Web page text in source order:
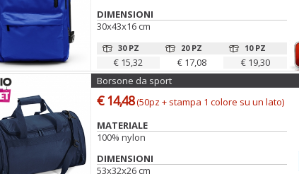
DIMENSIONI
30x43x16 cm
30 PZ
€ 15,32
20 PZ
€ 17,08
10 PZ
€ 19,30
Borsone da sport
€ 14,48(50pz + stampa 1 colore su un lato)
MATERIALE
100% nylon
DIMENSIONI
53x32x26 cm